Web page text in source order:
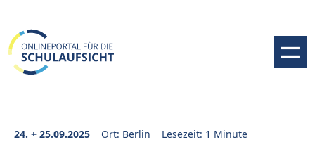
24. + 25.09.2025 Ort: Berlin Lesezeit: 1 Minute